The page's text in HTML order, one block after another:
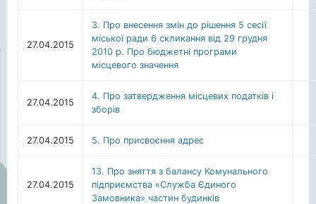
27.04.2015
3. Про внесення змін до рішення 5 сесії
міської ради 6 скликання від 29 грудня
2010 р. Про бюджетні програми
місцевого значення
27.04.2015
4. Про затвердження місцевих податків і
зборів
27.04.2015 5. Про присвоєння адрес
27.04.2015
13. Про зняття з балансу Комунального
підприємства «Служба Єдиного
Замовника» частин будинків